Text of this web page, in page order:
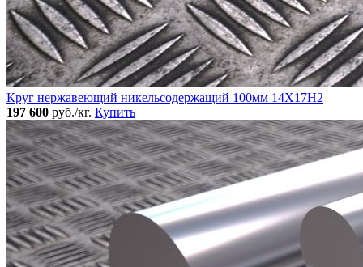
Круг нержавеющий никельсодержащий 100мм 14Х17Н2
197 600 руб./кг. Купить